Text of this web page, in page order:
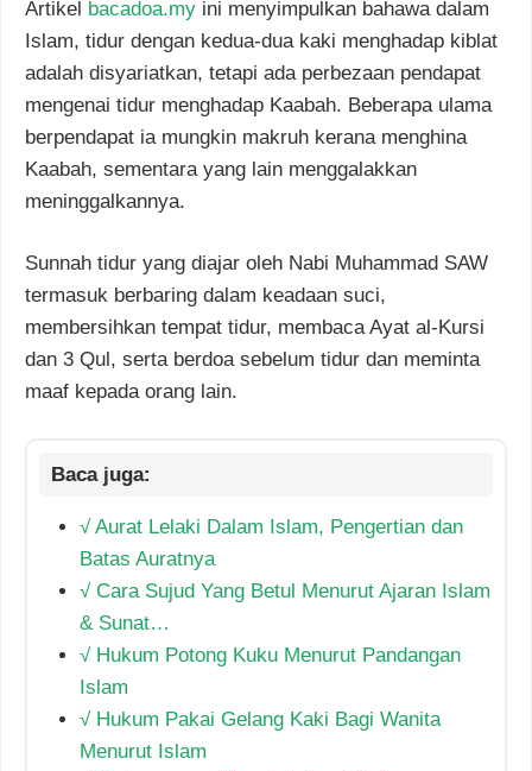
Artikel bacadoa.my ini menyimpulkan bahawa dalam
Islam, tidur dengan kedua-dua kaki menghadap kiblat
adalah disyariatkan, tetapi ada perbezaan pendapat
mengenai tidur menghadap Kaabah. Beberapa ulama
berpendapat ia mungkin makruh kerana menghina
Kaabah, sementara yang lain menggalakkan
meninggalkannya.
Sunnah tidur yang diajar oleh Nabi Muhammad SAW
termasuk berbaring dalam keadaan suci,
membersihkan tempat tidur, membaca Ayat al-Kursi
dan 3 Qul, serta berdoa sebelum tidur dan meminta
maaf kepada orang lain.
√ Aurat Lelaki Dalam Islam, Pengertian dan
Batas Auratnya
√ Cara Sujud Yang Betul Menurut Ajaran Islam
& Sunat…
√ Hukum Potong Kuku Menurut Pandangan
Islam
√ Hukum Pakai Gelang Kaki Bagi Wanita
Menurut Islam